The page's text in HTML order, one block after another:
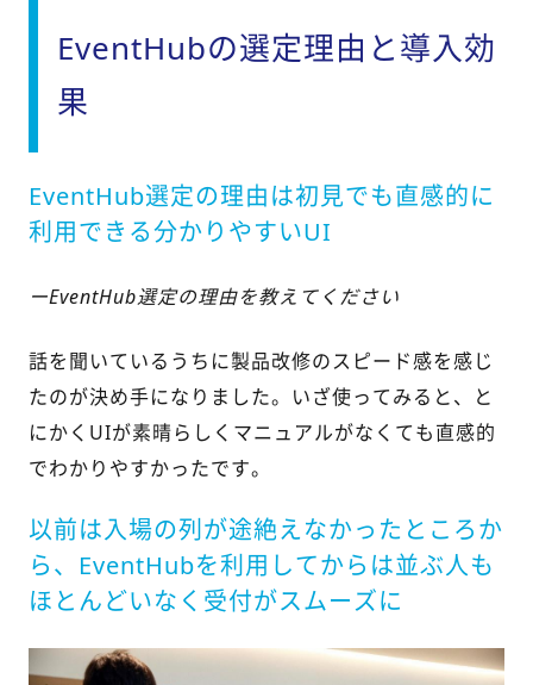
EventHubの選定理由と導入効
果
EventHub選定の理由は初見でも直感的に
利用できる分かりやすいUI
ーEventHub選定の理由を教えてください
話を聞いているうちに製品改修のスピード感を感じ
たのが決め手になりました。いざ使ってみると、と
にかくUIが素晴らしくマニュアルがなくても直感的
でわかりやすかったです。
以前は入場の列が途絶えなかったところか
ら、EventHubを利用してからは並ぶ人も
ほとんどいなく受付がスムーズに